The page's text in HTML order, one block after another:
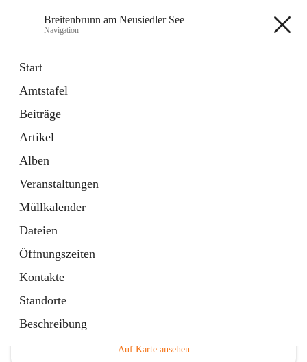
Breitenbrunn am Neusiedler See
Navigation
Start
Amtstafel
Beiträge
Artikel
Alben
Veranstaltungen
Müllkalender
Dateien
Öffnungszeiten
Kontakte
Standorte
Beschreibung
18 Schnellzugriffe
Gemeindeservice
Auf Karte ansehen